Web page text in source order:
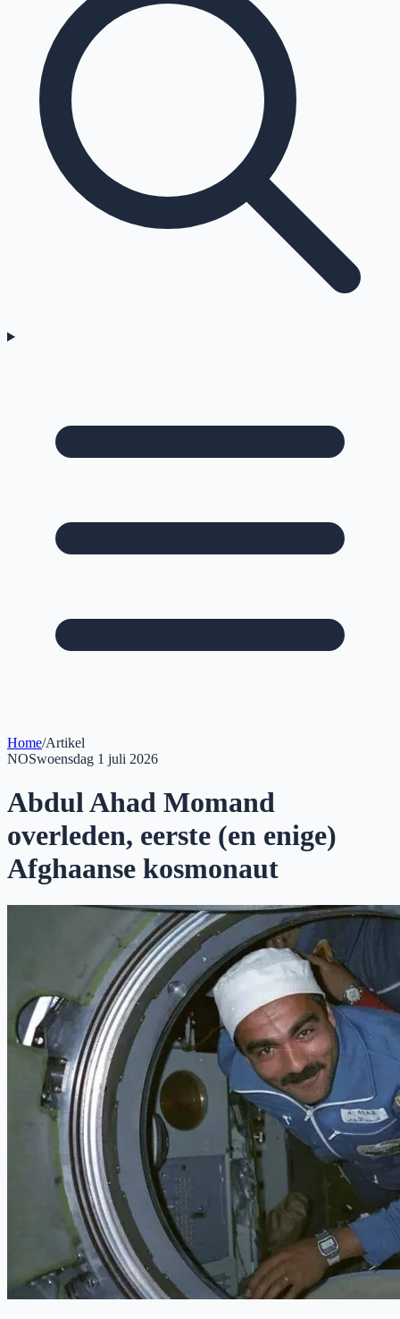
Home/Artikel
NOSwoensdag 1 juli 2026
Abdul Ahad Momand
overleden, eerste (en enige)
Afghaanse kosmonaut